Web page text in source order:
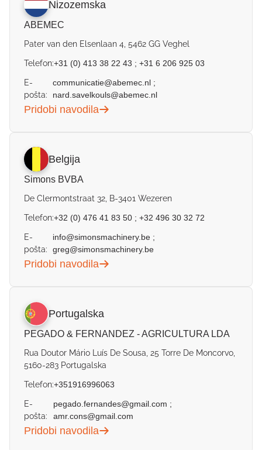
Nizozemska
ABEMEC
Pater van den Elsenlaan 4, 5462 GG Veghel
Telefon:+31 (0) 413 38 22 43 ; +31 6 206 925 03
E-
pošta:
communicatie@abemec.nl ;
nard.savelkouls@abemec.nl
Pridobi navodila
Belgija
Simons BVBA
De Clermontstraat 32, B-3401 Wezeren
Telefon:+32 (0) 476 41 83 50 ; +32 496 30 32 72
E-
pošta:
info@simonsmachinery.be ;
greg@simonsmachinery.be
Pridobi navodila
Portugalska
PEGADO & FERNANDEZ - AGRICULTURA LDA
Rua Doutor Mário Luís De Sousa, 25 Torre De Moncorvo,
5160-283 Portugalska
Telefon:+351916996063
E-
pošta:
pegado.fernandes@gmail.com ;
amr.cons@gmail.com
Pridobi navodila